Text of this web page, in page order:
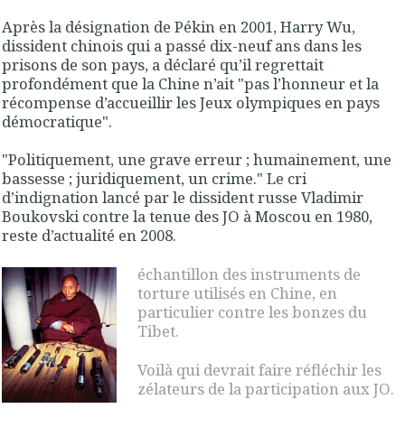
Après la désignation de Pékin en 2001, Harry Wu,
dissident chinois qui a passé dix-neuf ans dans les
prisons de son pays, a déclaré qu’il regrettait
profondément que la Chine n’ait "pas l’honneur et la
récompense d’accueillir les Jeux olympiques en pays
démocratique".
"Politiquement, une grave erreur ; humainement, une
bassesse ; juridiquement, un crime." Le cri
d’indignation lancé par le dissident russe Vladimir
Boukovski contre la tenue des JO à Moscou en 1980,
reste d’actualité en 2008.
échantillon des instruments de
torture utilisés en Chine, en
particulier contre les bonzes du
Tibet.
Voilà qui devrait faire réfléchir les
zélateurs de la participation aux JO.